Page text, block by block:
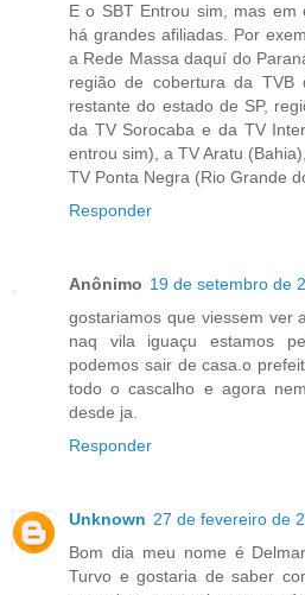
E o SBT Entrou sim, mas
há grandes afiliadas. Por
a Rede Massa daquí do
região de cobertura da TVB
restante do estado de SP,
da TV Sorocaba e da TV
entrou sim), a TV Aratu
TV Ponta Negra (Rio Grande
Responder
Anônimo 19 de setembro de
gostariamos que viessem ver
naq vila iguaçu estamos
podemos sair de casa.o
todo o cascalho e agora
desde ja.
Responder
Unknown 27 de fevereiro de
Bom dia meu nome é
Turvo e gostaria de saber